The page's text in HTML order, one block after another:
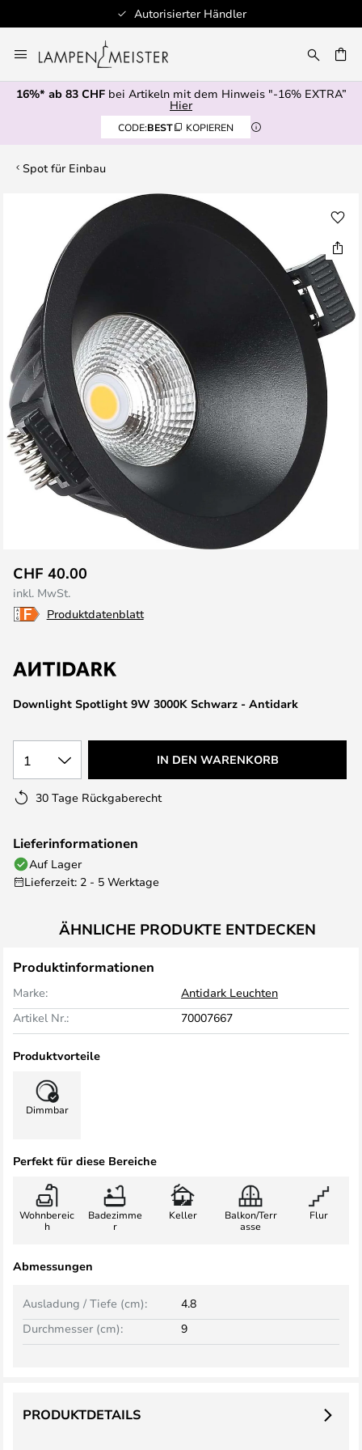
Autorisierter Händler
Inhalt
springen
16%* ab 83 CHFbei Artikeln mit dem Hinweis "-16% EXTRA”
Hier
CODE:BEST KOPIEREN
Spot für Einbau
Bildgalerie
springen
Anfang
der
Bildgalerie
Downlight Spotlight 9W 3000K Schwarz - Antidark
CHF 40.00
inkl. MwSt.
Produktdatenblatt
1 IN DEN WARENKORB
30 Tage Rückgaberecht
Lieferinformationen
Auf Lager
Lieferzeit: 2 - 5 Werktage
ÄHNLICHE PRODUKTE ENTDECKEN
Produktinformationen
Marke:
Antidark Leuchten
Artikel Nr.:
70007667
Produktvorteile
Dimmbar
Perfekt für diese Bereiche
Wohnbereic
h
Badezimme
r
Keller
Balkon/Terr
asse
Flur
Abmessungen
Ausladung / Tiefe (cm):
4.8
Durchmesser (cm):
9
PRODUKTDETAILS